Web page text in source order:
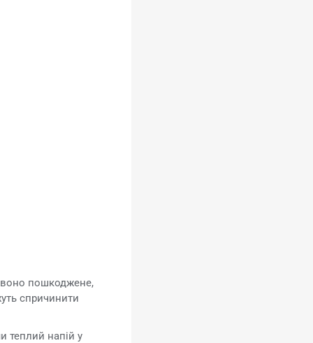
воно пошкоджене,
спричинити
теплий напій у